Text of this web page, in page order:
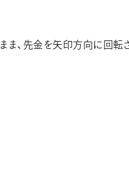
ま、先金を矢印方向に回転